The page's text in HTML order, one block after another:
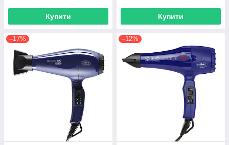
Купити Купити
–17% –12%